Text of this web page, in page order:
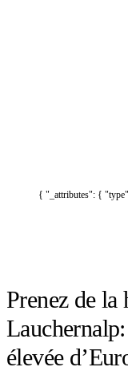
{ "_attributes": {
Prenez de la
élevée